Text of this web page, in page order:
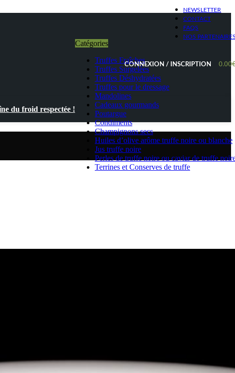
NEWSLETTER
CONTACT
FAQS
NOS
CONNEXION / INSCRIPTION 0.00
du froid respectée !
Catégories
Truffes Fraîches
Truffes Surgelées
Truffes Déshydratées
Truffes pour le dressage
Mandolines
Cadeaux gourmands
Poutargue
Condiments
Champignons secs
Huiles d’olive arôme truffe noire ou blanche
Jus truffe noire
Perles de truffe noire ou caviar de truffe
Terrines et Conserves de truffe